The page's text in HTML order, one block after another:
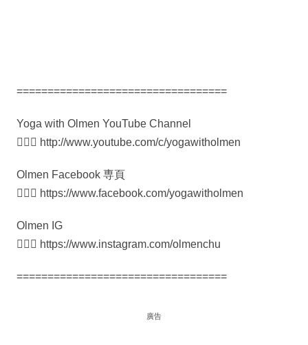
==================================
Yoga with Olmen YouTube Channel
🧘🏻‍♀️ http://www.youtube.com/c/yogawitholmen
Olmen Facebook 専頁
🧘🏻‍♀️ https://www.facebook.com/yogawitholmen
Olmen IG
🧘🏻‍♀️ https://www.instagram.com/olmenchu
==================================
廣告